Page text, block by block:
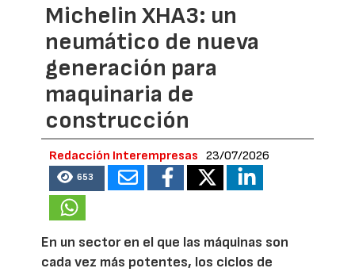
Michelin XHA3: un
neumático de nueva
generación para
maquinaria de
construcción
Redacción Interempresas 23/07/2026
653
En un sector en el que las máquinas son
cada vez más potentes, los ciclos de